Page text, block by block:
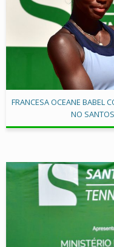
FRANCESA OCEANE BABEL
NO